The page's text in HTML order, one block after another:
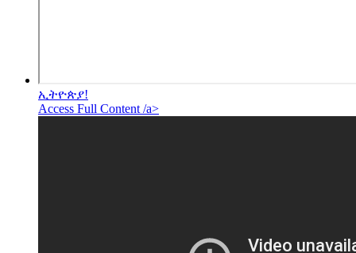
ኢትዮጵያ!
Access Full Content /a>